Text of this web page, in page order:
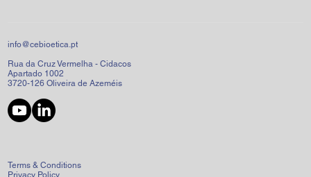
info@cebioetica.pt
Rua da Cruz Vermelha - Cidacos
Apartado 1002
3720-126 Oliveira de Azeméis
Terms & Conditions